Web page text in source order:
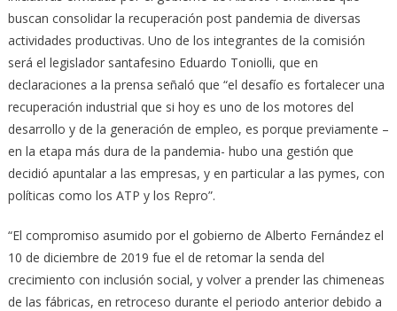
buscan consolidar la recuperación post pandemia de diversas
actividades productivas. Uno de los integrantes de la comisión
será el legislador santafesino Eduardo Toniolli, que en
declaraciones a la prensa señaló que “el desafío es fortalecer una
recuperación industrial que si hoy es uno de los motores del
desarrollo y de la generación de empleo, es porque previamente –
en la etapa más dura de la pandemia- hubo una gestión que
decidió apuntalar a las empresas, y en particular a las pymes, con
políticas como los ATP y los Repro”.
“El compromiso asumido por el gobierno de Alberto Fernández el
10 de diciembre de 2019 fue el de retomar la senda del
crecimiento con inclusión social, y volver a prender las chimeneas
de las fábricas, en retroceso durante el periodo anterior debido a